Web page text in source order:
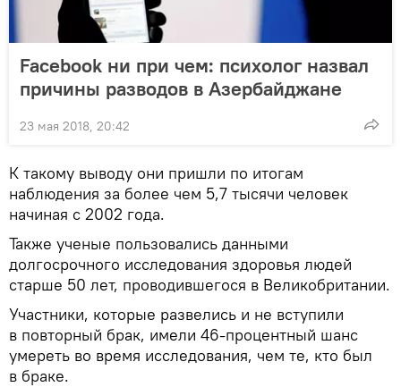
Facebook ни при чем: психолог назвал
причины разводов в Азербайджане
23 мая 2018, 20:42
К такому выводу они пришли по итогам
наблюдения за более чем 5,7 тысячи человек
начиная с 2002 года.
Также ученые пользовались данными
долгосрочного исследования здоровья людей
старше 50 лет, проводившегося в Великобритании.
Участники, которые развелись и не вступили
в повторный брак, имели 46-процентный шанс
умереть во время исследования, чем те, кто был
в браке.